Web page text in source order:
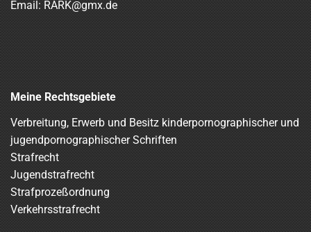
Email: RARK@gmx.de
Meine Rechtsgebiete
Verbreitung, Erwerb und Besitz kinderpornographischer und
jugendpornographischer Schriften
Strafrecht
Jugendstrafrecht
Strafprozeßordnung
Verkehrsstrafrecht